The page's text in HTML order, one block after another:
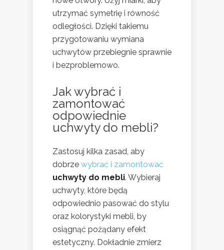
utrzymać symetrię i równość
odległości. Dzięki takiemu
przygotowaniu wymiana
uchwytów przebiegnie sprawnie
i bezproblemowo.
Jakwybrać i
zamontować
odpowiednie
uchwyty do mebli?
Zastosuj kilka zasad, aby
dobrze wybrać i zamontować
uchwyty do mebli. Wybieraj
uchwyty, które będą
odpowiednio pasować do stylu
oraz kolorystyki mebli, by
osiągnąć pożądany efekt
estetyczny. Dokładnie zmierz